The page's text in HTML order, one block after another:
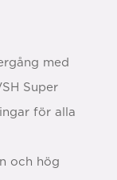
med
Super
för alla
och hög